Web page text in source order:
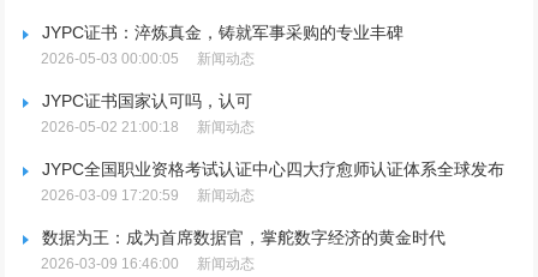
JYPC证书：淬炼真金，铸就军事采购的专业丰碑
2026-05-03 00:00:05 新闻动态
JYPC证书国家认可吗，认可
2026-05-02 21:00:18 新闻动态
JYPC全国职业资格考试认证中心四大疗愈师认证体系全球发布
2026-03-09 17:20:59 新闻动态
数据为王：成为首席数据官，掌舵数字经济的黄金时代
2026-03-09 16:46:00 新闻动态